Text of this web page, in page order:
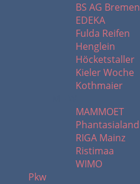
BS AG Bremen
EDEKA
Fulda Reifen
Henglein
Höcketstaller
Kieler Woche
Kothmaier
MAMMOET
Phantasialand
RIGA Mainz
Ristimaa
WIMO
Pkw